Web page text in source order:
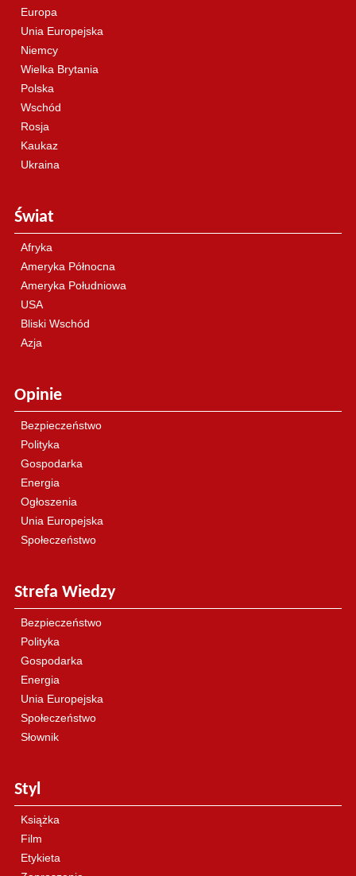
Europa
Unia Europejska
Niemcy
Wielka Brytania
Polska
Wschód
Rosja
Kaukaz
Ukraina
Świat
Afryka
Ameryka Północna
Ameryka Południowa
USA
Bliski Wschód
Azja
Opinie
Bezpieczeństwo
Polityka
Gospodarka
Energia
Ogłoszenia
Unia Europejska
Społeczeństwo
Strefa Wiedzy
Bezpieczeństwo
Polityka
Gospodarka
Energia
Unia Europejska
Społeczeństwo
Słownik
Styl
Książka
Film
Etykieta